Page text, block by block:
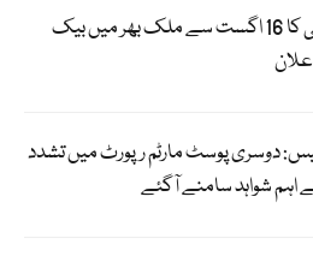
جماعت اسلامی کا 16 اگست سے ملک بھر میں بیک
دوسری پوسٹ مارٹم رپورٹ میں تشدد
اہم شواہد سامنے آگئے